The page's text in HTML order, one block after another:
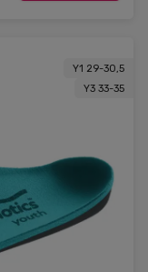
Y1 29-30,5
Y3 33-35